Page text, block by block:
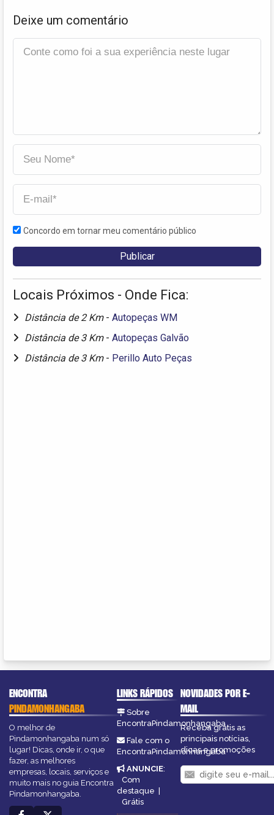
Deixe um comentário
Concordo em tornar meu comentário público
Locais Próximos - Onde Fica:
Distância de 2 Km - Autopeças WM
Distância de 3 Km - Autopeças Galvão
Distância de 3 Km - Perillo Auto Peças
ENCONTRA
PINDAMONHANGABA
O melhor de
Pindamonhangaba num só
lugar! Dicas, onde ir, o que
fazer, as melhores
empresas, locais, serviços e
muito mais no guia Encontra
Pindamonhangaba.
LINKS RÁPIDOS
Sobre
EncontraPindamonhangaba
Fale com o
EncontraPindamonhangaba
ANUNCIE:
Com
destaque |
Grátis
NOVIDADES POR E-
MAIL
Receba grátis as
principais notícias,
dicas e promoções